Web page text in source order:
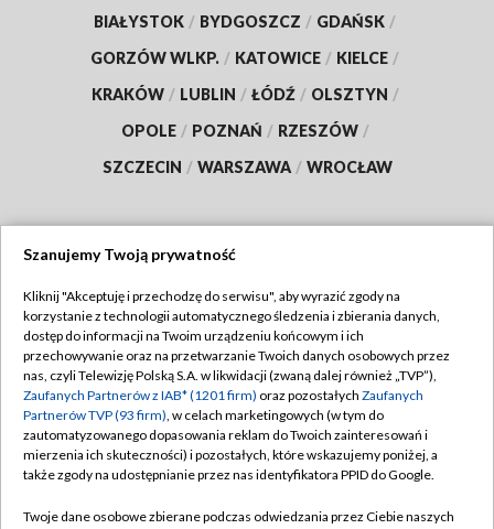
BIAŁYSTOK / BYDGOSZCZ / GDAŃSK /
GORZÓW WLKP. / KATOWICE / KIELCE /
KRAKÓW / LUBLIN / ŁÓDŹ / OLSZTYN /
OPOLE / POZNAŃ / RZESZÓW /
SZCZECIN / WARSZAWA / WROCŁAW
TVP
Abonament TVP
Emisja w TVP
Centrum informacji TVP
Naziemna Telewizja Cyfrowa
Regulamin TVP
Polityka prywatności
Moje zgody
Pomoc
Szanujemy Twoją prywatność
Kliknij "Akceptuję i przechodzę do serwisu", aby wyrazić zgody na
korzystanie z technologii automatycznego śledzenia i zbierania danych,
dostęp do informacji na Twoim urządzeniu końcowym i ich
przechowywanie oraz na przetwarzanie Twoich danych osobowych przez
nas, czyli Telewizję Polską S.A. w likwidacji (zwaną dalej również „TVP”),
Zaufanych Partnerów z IAB* (1201 firm) oraz pozostałych Zaufanych
Partnerów TVP (93 firm), w celach marketingowych (w tym do
zautomatyzowanego dopasowania reklam do Twoich zainteresowań i
mierzenia ich skuteczności) i pozostałych, które wskazujemy poniżej, a
także zgody na udostępnianie przez nas identyfikatora PPID do Google.
Twoje dane osobowe zbierane podczas odwiedzania przez Ciebie naszych